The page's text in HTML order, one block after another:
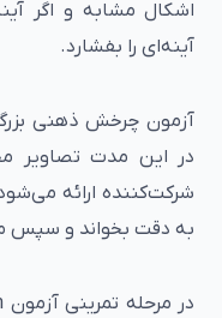
اشکال مشابه و اگر
آینه‌ای را بفشارد.
در این مدت تصاویر
شرکت‌کننده ارائه
به دقت بخواند و سپس